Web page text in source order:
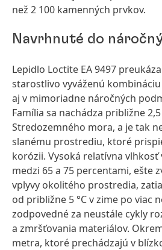
než 2 100 kamenných prvkov.
Navrhnuté do
Lepidlo Loctite EA 9497
starostlivo vyváženú
aj v mimoriadne náročných
Família sa nachádza približne
Stredozemného mora, a je tak
slanému prostrediu, ktoré
korózii. Vysoká relatívna vlhkosť
medzi 65 a 75 percentami, ešte
vplyvy okolitého prostredia,
od približne 5 °C v zime po viac
zodpovedné za neustále cykly
a zmršťovania materiálov.
metra, ktoré prechádzajú v